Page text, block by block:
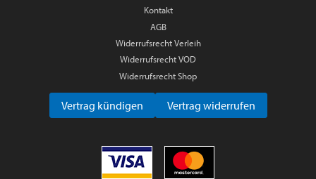
Kontakt
AGB
Widerrufsrecht Verleih
Widerrufsrecht VOD
Widerrufsrecht Shop
Vertrag kündigen Vertrag widerrufen